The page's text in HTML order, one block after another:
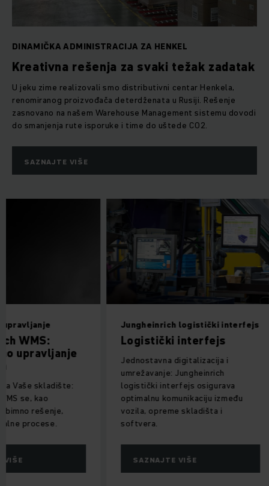
DINAMIČKA ADMINISTRACIJA ZA HENKEL
Kreativna rešenja za svaki težak zadatak
U jeku zime realizovali smo distributivni centar Henkela,
renomiranog proizvođača deterdženata u Rusiji. Rešenje
zasnovano na našem Warehouse Management sistemu dovodi
do smanjenja rute isporuke i time do uštede CO2.
SAZNAJTE VIŠE
WMS:
upravljanje
Vaše skladište:
se, kao
rešenje,
procese.
Jungheinrich logistički interfejs
Logistički interfejs
Jednostavna digitalizacija i
umrežavanje: Jungheinrich
logistički interfejs osigurava
optimalnu komunikaciju između
vozila, opreme skladišta i
softvera.
SAZNAJTE VIŠE